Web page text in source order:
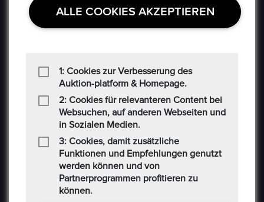
Cookie
CONTACT US
Auf der Hatterwiese 8, 63322 Rödermark
+49 6074 486 6351
+49 6074 486 6352
epoxa@epoxa.de
https://www.epoxa.de
ALLE COOKIES AKZEPTIEREN
1: Cookies zur Verbesserung des
Auktion-platform & Homepage.
2: Cookies für relevanteren Content bei
Websuchen, auf anderen Webseiten und
in Sozialen Medien.
3: Cookies, damit zusätzliche
Funktionen und Empfehlungen genutzt
werden können und von
Partnerprogrammen profitieren zu
können.